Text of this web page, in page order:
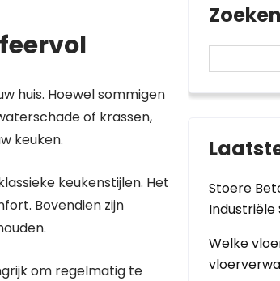
huis. Hoewel sommigen
of krassen,
keuken.
keukenstijlen. Het
Bovendien zijn
om regelmatig te
Zoeken
Stoere
Industriële
Welke